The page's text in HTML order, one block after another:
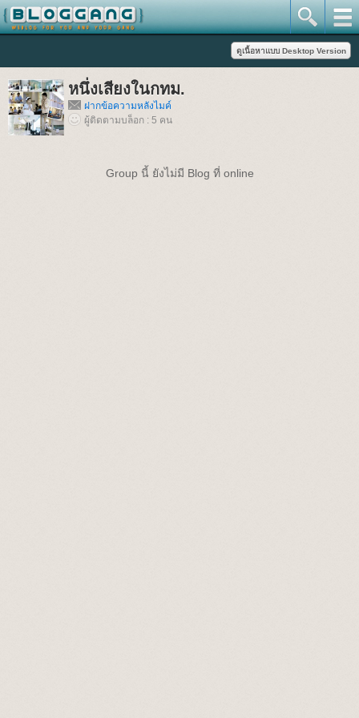
หนึ่งเสียงในกทม.
ฝากข้อความหลังไมค์
ผู้ติดตามบล็อก : 5 คน
Group นี้ ยังไม่มี Blog ที่ online